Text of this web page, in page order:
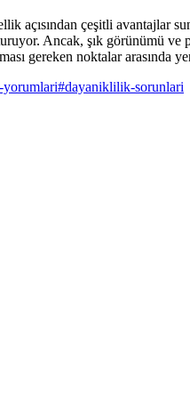
çeşitli avantajlar
Ancak, şık görünümü
gereken noktalar arasında
#dayaniklilik-sorunlari